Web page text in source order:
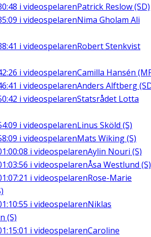
i videospelarenPatrick Reslow (SD)
i videospelarenNima Gholam Ali
i videospelarenRobert Stenkvist
i videospelarenCamilla Hansén
i videospelarenAnders Alftberg
i videospelarenStatsrådet Lotta
i videospelarenLinus Sköld (S)
i videospelarenMats Wiking (S)
i videospelarenAylin Nouri (S)
i videospelarenÅsa Westlund (S)
i videospelarenRose-Marie
i videospelarenNiklas
(S)
i videospelarenCaroline